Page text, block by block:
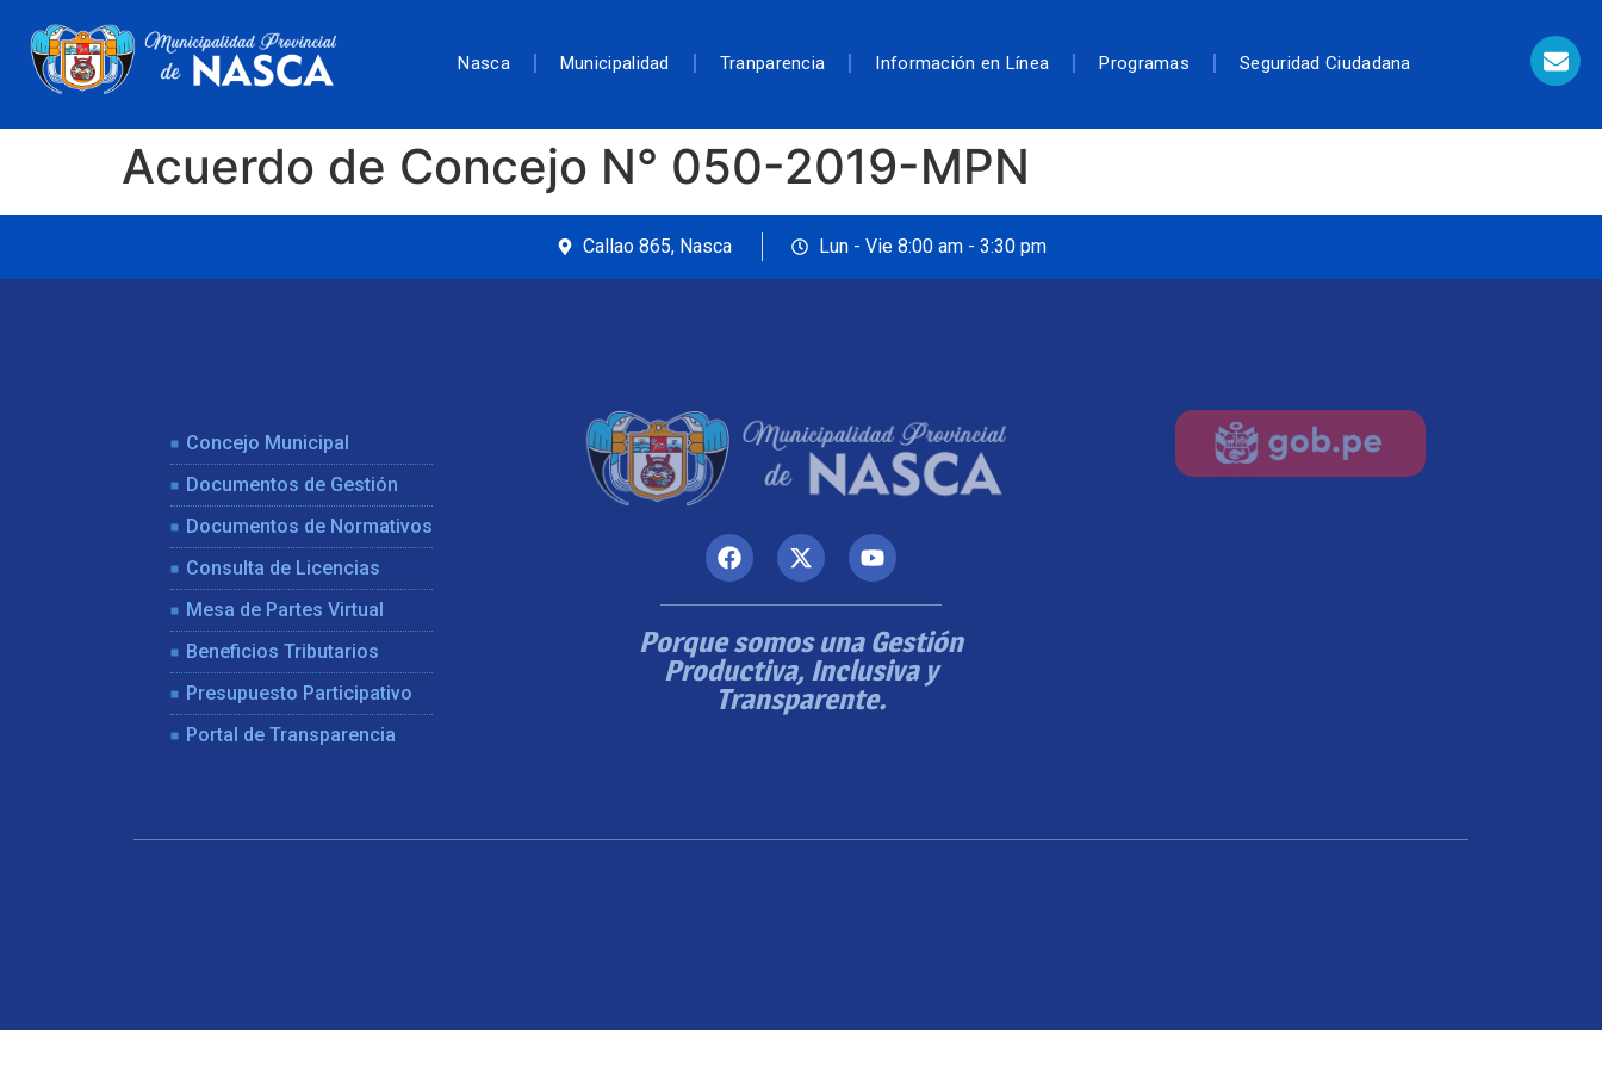
Nasca Municipalidad Tranparencia Información en Línea Programas Seguridad Ciudadana
Acuerdo de Concejo N° 050-2019-MPN
Callao 865, Nasca Lun - Vie 8:00 am - 3:30 pm
Concejo Municipal
Documentos de Gestión
Documentos de Normativos
Consulta de Licencias
Mesa de Partes Virtual
Beneficios Tributarios
Presupuesto Participativo
Portal de Transparencia
Porque somos una Gestión
Productiva, Inclusiva y
Transparente.